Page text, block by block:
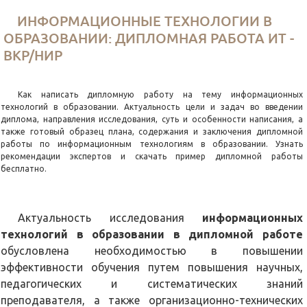
ИНФОРМАЦИОННЫЕ ТЕХНОЛОГИИ В
ОБРАЗОВАНИИ: ДИПЛОМНАЯ РАБОТА ИТ -
ВКР/НИР
Как написать дипломную работу на тему информационных
технологий в образовании. Актуальность цели и задач во введении
диплома, направления исследования, суть и особенности написания, а
также готовый образец плана, содержания и заключения дипломной
работы по информационным технологиям в образовании. Узнать
рекомендации экспертов и скачать пример дипломной работы
бесплатно.
Актуальность исследования информационных
технологий в образовании в дипломной работе
обусловлена необходимостью в повышении
эффективности обучения путем повышения научных,
педагогических и систематических знаний
преподавателя, а также организационно-технических